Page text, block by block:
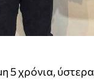
5 χρόνια, ύστερα